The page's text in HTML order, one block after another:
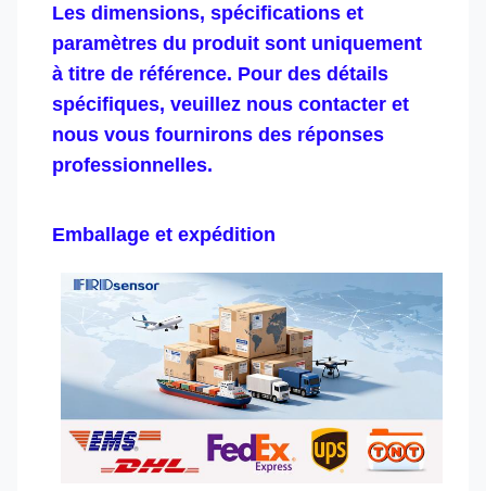
Les dimensions, spécifications et
paramètres du produit sont uniquement
à titre de référence. Pour des détails
spécifiques, veuillez nous contacter et
nous vous fournirons des réponses
professionnelles.
Emballage et expédition